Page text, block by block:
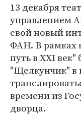
13 декабря
управлением
свой новый
ФАН. В рамках
путь в XXI век"
"Щелкунчик" в
времени из
дворца.